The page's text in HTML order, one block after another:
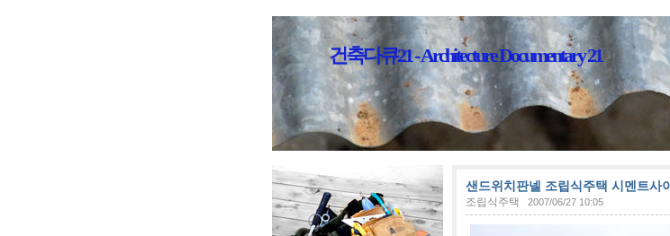
건축다큐21 - Architecture Documentary 21
샌드위치판넬 조립식주택 시멘트사
조립식주택 2007/06/27 10:05